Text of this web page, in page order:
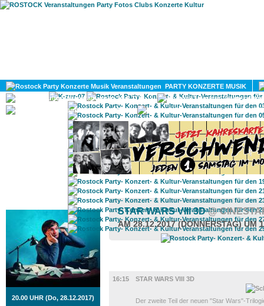
PARTY KONZERTE MUSIK
KULTUR
GAY
ROSTOCK TAGESTIPP
20.00 UHR (Do, 28.12.2017)
STAR WARS VIII 3D@
AM 28.12.2017 (DONNERSTAG) UM
16:15
STAR WARS VIII 3D
Der zweite Teil der neuen "Star Wars"-